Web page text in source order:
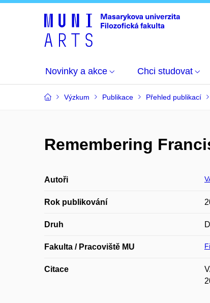
Novinky a akce Chci studovat
Výzkum Publikace Přehled publikací
Remembering
Autoři
Rok publikování
Druh
Fakulta / Pracoviště MU
Citace